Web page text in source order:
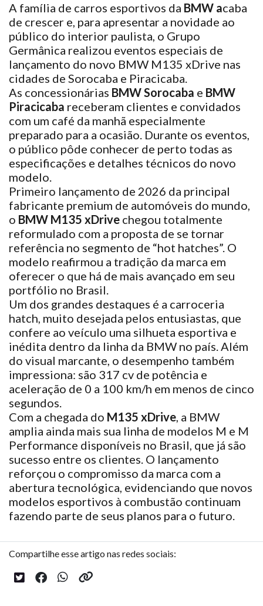
A família de carros esportivos da BMW acaba
de crescer e, para apresentar a novidade ao
público do interior paulista, o Grupo
Germânica realizou eventos especiais de
lançamento do novo BMW M135 xDrive nas
cidades de Sorocaba e Piracicaba.
As concessionárias BMW Sorocaba e BMW
Piracicaba receberam clientes e convidados
com um café da manhã especialmente
preparado para a ocasião. Durante os eventos,
o público pôde conhecer de perto todas as
especificações e detalhes técnicos do novo
modelo.
Primeiro lançamento de 2026 da principal
fabricante premium de automóveis do mundo,
o BMW M135 xDrive chegou totalmente
reformulado com a proposta de se tornar
referência no segmento de “hot hatches”. O
modelo reafirmou a tradição da marca em
oferecer o que há de mais avançado em seu
portfólio no Brasil.
Um dos grandes destaques é a carroceria
hatch, muito desejada pelos entusiastas, que
confere ao veículo uma silhueta esportiva e
inédita dentro da linha da BMW no país. Além
do visual marcante, o desempenho também
impressiona: são 317 cv de potência e
aceleração de 0 a 100 km/h em menos de cinco
segundos.
Com a chegada do M135 xDrive, a BMW
amplia ainda mais sua linha de modelos M e M
Performance disponíveis no Brasil, que já são
sucesso entre os clientes. O lançamento
reforçou o compromisso da marca com a
abertura tecnológica, evidenciando que novos
modelos esportivos à combustão continuam
fazendo parte de seus planos para o futuro.
Compartilhe esse artigo nas redes sociais: